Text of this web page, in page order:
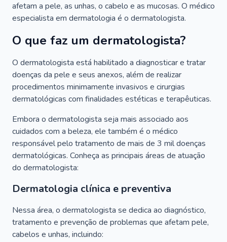
afetam a pele, as unhas, o cabelo e as mucosas. O médico
especialista em dermatologia é o dermatologista.
O que faz um dermatologista?
O dermatologista está habilitado a diagnosticar e tratar
doenças da pele e seus anexos, além de realizar
procedimentos minimamente invasivos e cirurgias
dermatológicas com finalidades estéticas e terapêuticas.
Embora o dermatologista seja mais associado aos
cuidados com a beleza, ele também é o médico
responsável pelo tratamento de mais de 3 mil doenças
dermatológicas. Conheça as principais áreas de atuação
do dermatologista:
Dermatologia clínica e preventiva
Nessa área, o dermatologista se dedica ao diagnóstico,
tratamento e prevenção de problemas que afetam pele,
cabelos e unhas, incluindo: